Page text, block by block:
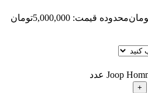
محدوده قیمت: 5,000,000تومان